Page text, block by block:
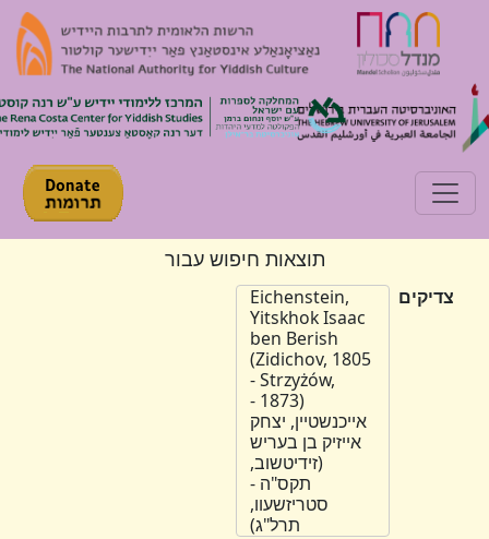
Toggle navigation
תוצאות חיפוש עבור
צדיקים
Eichenstein,
Yitskhok Isaac
ben Berish
(Zidichov, 1805
- Strzyżów,
1873) -
אייכנשטיין, יצחק
אייזיק בן בעריש
(זידיטשוב,
תקס"ה -
סטריזשעוו,
תרל"ג)